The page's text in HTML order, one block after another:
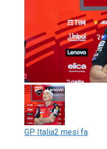
GP Italia2 mesi fa